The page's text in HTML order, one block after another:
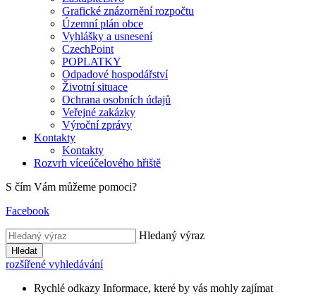
Grafické znázornění rozpočtu
Územní plán obce
Vyhlášky a usnesení
CzechPoint
POPLATKY
Odpadové hospodářství
Životní situace
Ochrana osobních údajů
Veřejné zakázky
Výroční zprávy
Kontakty
Kontakty
Rozvrh víceúčelového hřiště
S čím Vám můžeme pomoci?
Facebook
Hledaný výraz
Hledat
rozšířené vyhledávání
Rychlé odkazy Informace, které by vás mohly zajímat